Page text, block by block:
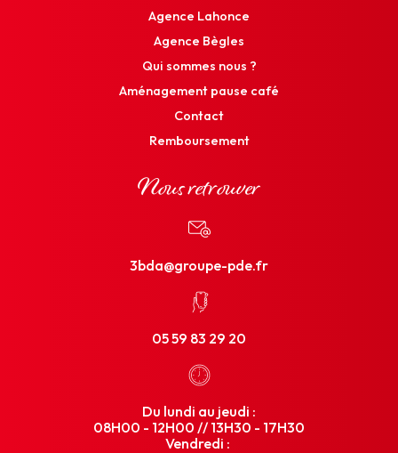
Agence Lahonce
Agence Bègles
Qui sommes nous ?
Aménagement pause café
Contact
Remboursement
Nous retrouver
3bda@groupe-pde.fr
05 59 83 29 20
Du lundi au jeudi :
08H00 - 12H00 // 13H30 - 17H30
Vendredi :